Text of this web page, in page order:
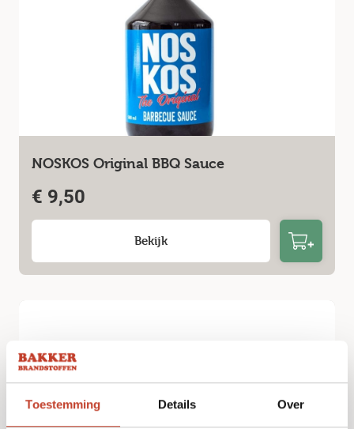
Toestemming Details Over
NOSKOS Original BBQ Sauce
€ 9,50
Bekijk